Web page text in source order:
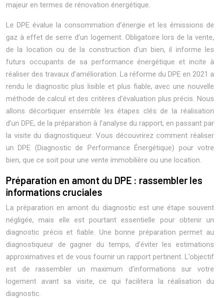
majeur en termes de rénovation énergétique.
Le DPE évalue la consommation d’énergie et les émissions de
gaz à effet de serre d’un logement. Obligatoire lors de la vente,
de la location ou de la construction d’un bien, il informe les
futurs occupants de sa performance énergétique et incite à
réaliser des travaux d’amélioration. La réforme du DPE en 2021 a
rendu le diagnostic plus lisible et plus fiable, avec une nouvelle
méthode de calcul et des critères d’évaluation plus précis. Nous
allons décortiquer ensemble les étapes clés de la réalisation
d’un DPE, de la préparation à l’analyse du rapport, en passant par
la visite du diagnostiqueur. Vous découvrirez comment réaliser
un DPE (Diagnostic de Performance Énergétique) pour votre
bien, que ce soit pour une vente immobilière ou une location.
Préparation en amont du DPE : rassembler les
informations cruciales
La préparation en amont du diagnostic est une étape souvent
négligée, mais elle est pourtant essentielle pour obtenir un
diagnostic précis et fiable. Une bonne préparation permet au
diagnostiqueur de gagner du temps, d’éviter les estimations
approximatives et de vous fournir un rapport pertinent. L’objectif
est de rassembler un maximum d’informations sur votre
logement avant sa visite, ce qui facilitera la réalisation du
diagnostic.